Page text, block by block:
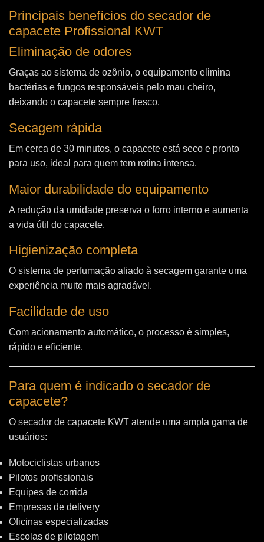
Principais benefícios do secador de
capacete Profissional KWT
Eliminação de odores
Graças ao sistema de ozônio, o equipamento elimina
bactérias e fungos responsáveis pelo mau cheiro,
deixando o capacete sempre fresco.
Secagem rápida
Em cerca de 30 minutos, o capacete está seco e pronto
para uso, ideal para quem tem rotina intensa.
Maior durabilidade do equipamento
A redução da umidade preserva o forro interno e aumenta
a vida útil do capacete.
Higienização completa
O sistema de perfumação aliado à secagem garante uma
experiência muito mais agradável.
Facilidade de uso
Com acionamento automático, o processo é simples,
rápido e eficiente.
Para quem é indicado o secador de
capacete?
O secador de capacete KWT atende uma ampla gama de
usuários:
Motociclistas urbanos
Pilotos profissionais
Equipes de corrida
Empresas de delivery
Oficinas especializadas
Escolas de pilotagem